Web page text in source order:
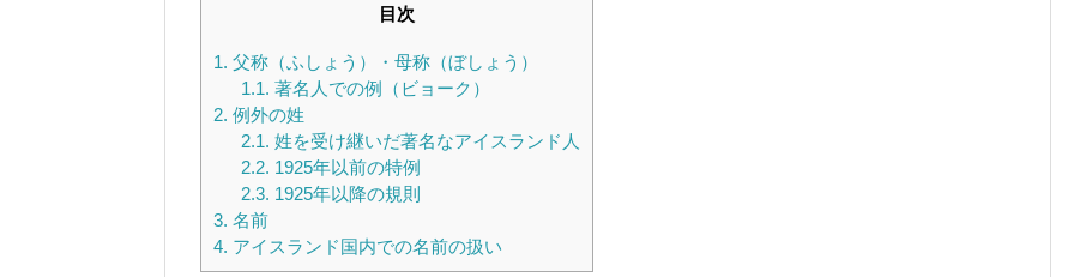
目次
1. 父称（ふしょう）・母称（ぼしょう）
1.1. 著名人での例（ビョーク）
2. 例外の姓
2.1. 姓を受け継いだ著名なアイスランド人
2.2. 1925年以前の特例
2.3. 1925年以降の規則
3. 名前
4. アイスランド国内での名前の扱い